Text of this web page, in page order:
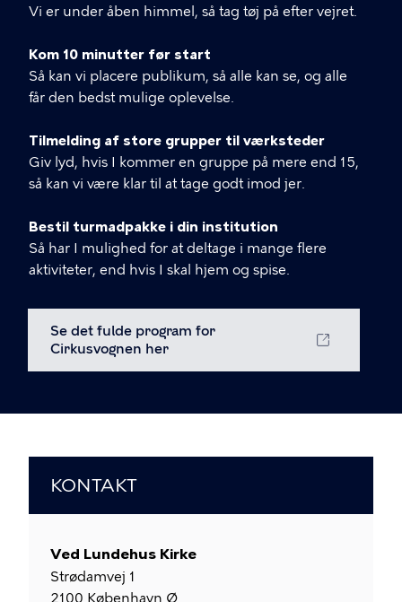
Vi er under åben himmel, så tag tøj på efter vejret.
Kom 10 minutter før start
Så kan vi placere publikum, så alle kan se, og alle
får den bedst mulige oplevelse.
Tilmelding af store grupper til værksteder
Giv lyd, hvis I kommer en gruppe på mere end 15,
så kan vi være klar til at tage godt imod jer.
Bestil turmadpakke i din institution
Så har I mulighed for at deltage i mange flere
aktiviteter, end hvis I skal hjem og spise.
Se det fulde program for
Cirkusvognen her
KONTAKT
Ved Lundehus Kirke
Strødamvej 1
2100 København Ø